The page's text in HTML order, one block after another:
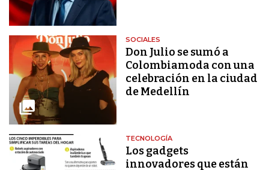
SOCIALES
Don Julio se sumó a
Colombiamoda con una
celebración en la ciudad
de Medellín
TECNOLOGÍA
Los gadgets
innovadores que están